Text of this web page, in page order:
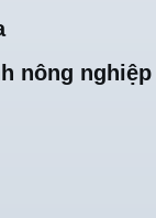
nông nghiệp